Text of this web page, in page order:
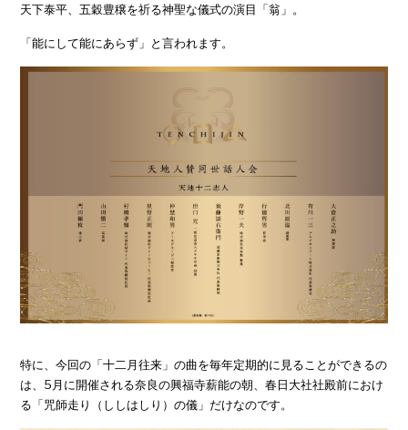
天下泰平、五穀豊穣を祈る神聖な儀式の演目「翁」。
「能にして能にあらず」と言われます。
特に、今回の「十二月往来」の曲を毎年定期的に見ることができるの
は、5月に開催される奈良の興福寺薪能の朝、春日大社社殿前におけ
る「咒師走り（ししはしり）の儀」だけなのです。